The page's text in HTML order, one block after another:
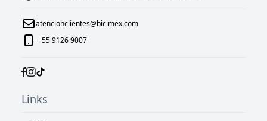
atencionclientes@bicimex.com
+ 55 9126 9007
Links